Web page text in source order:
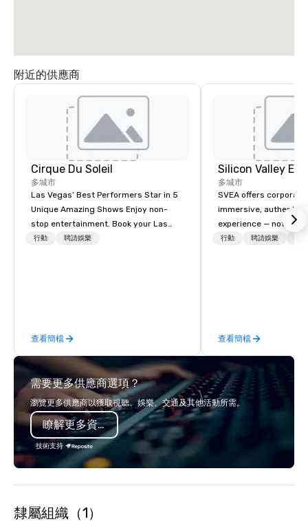
附近的供應商
Cirque Du Soleil
多城市
Las Vegas’ Best Performers Star in 5
Unique Amazing Shows Enjoy non-
stop entertainment. Book your Las
Vegas show tickets.
行動 聘請娛樂
查看簡檔
多城市
SVEA offers
immersive, authentic
experience — not a
transformation. We
offsites. Whether
think like a Silicon
explore the mindsets
world's fastest-
or walk away with a
innovation playbook,
Fully customizable by
seniority, and
行動 聘請娛樂
查看簡檔
需要更多供應商選項？
瀏覽更多供應商以獲取視聽、娛樂、交通及其他活動所需。
瞭解更多資訊
技術支持
隸屬組織（1）